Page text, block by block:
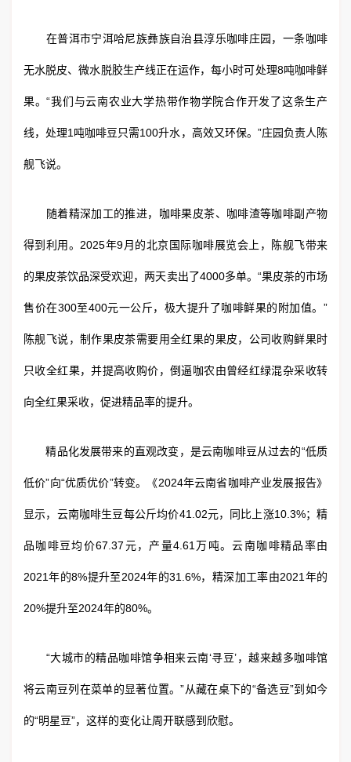
在普洱市宁洱哈尼族彝族自治县淳乐咖啡庄园，一条咖啡
无水脱皮、微水脱胶生产线正在运作，每小时可处理8吨咖啡鲜
果。“我们与云南农业大学热带作物学院合作开发了这条生产
线，处理1吨咖啡豆只需100升水，高效又环保。”庄园负责人陈
舰飞说。
随着精深加工的推进，咖啡果皮茶、咖啡渣等咖啡副产物
得到利用。2025年9月的北京国际咖啡展览会上，陈舰飞带来
的果皮茶饮品深受欢迎，两天卖出了4000多单。“果皮茶的市场
售价在300至400元一公斤，极大提升了咖啡鲜果的附加值。”
陈舰飞说，制作果皮茶需要用全红果的果皮，公司收购鲜果时
只收全红果，并提高收购价，倒逼咖农由曾经红绿混杂采收转
向全红果采收，促进精品率的提升。
精品化发展带来的直观改变，是云南咖啡豆从过去的“低质
低价”向“优质优价”转变。《2024年云南省咖啡产业发展报告》
显示，云南咖啡生豆每公斤均价41.02元，同比上涨10.3%；精
品咖啡豆均价67.37元，产量4.61万吨。云南咖啡精品率由
2021年的8%提升至2024年的31.6%，精深加工率由2021年的
20%提升至2024年的80%。
“大城市的精品咖啡馆争相来云南‘寻豆’，越来越多咖啡馆
将云南豆列在菜单的显著位置。”从藏在桌下的“备选豆”到如今
的“明星豆”，这样的变化让周开联感到欣慰。